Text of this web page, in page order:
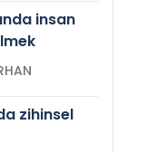
insan
TARHAN
zihinsel